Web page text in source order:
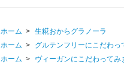
ホーム > 生糀おからグラノーラ
ホーム >
グルテンフリーにこだわっ
ホーム > ヴィーガンにこだわってみ